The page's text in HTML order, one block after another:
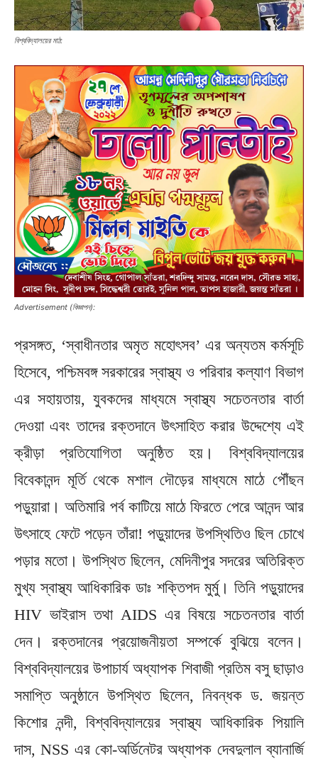
বিশ্ববিদ্যালয়ের মাঠ:
Advertisement (বিজ্ঞাপন):
প্রসঙ্গত, ‘স্বাধীনতার অমৃত মহোৎসব’ এর অন্যতম কর্মসূচি
হিসেবে, পশ্চিমবঙ্গ সরকারের স্বাস্থ্য ও পরিবার কল্যাণ বিভাগ
এর সহায়তায়, যুবকদের মাধ্যমে স্বাস্থ্য সচেতনতার বার্তা
দেওয়া এবং তাদের রক্তদানে উৎসাহিত করার উদ্দেশ্যে এই
ক্রীড়া প্রতিযোগিতা অনুষ্ঠিত হয়। বিশ্ববিদ্যালয়ের
বিবেকানন্দ মূর্তি থেকে মশাল দৌড়ের মাধ্যমে মাঠে পৌঁছন
পড়ুয়ারা। অতিমারি পর্ব কাটিয়ে মাঠে ফিরতে পেরে আনন্দ আর
উৎসাহে ফেটে পড়েন তাঁরা! পড়ুয়াদের উপস্থিতিও ছিল চোখে
পড়ার মতো। উপস্থিত ছিলেন, মেদিনীপুর সদরের অতিরিক্ত
মুখ্য স্বাস্থ্য আধিকারিক ডাঃ শক্তিপদ মুর্মু। তিনি পড়ুয়াদের
HIV ভাইরাস তথা AIDS এর বিষয়ে সচেতনতার বার্তা
দেন। রক্তদানের প্রয়োজনীয়তা সম্পর্কে বুঝিয়ে বলেন।
বিশ্ববিদ্যালয়ের উপাচার্য অধ্যাপক শিবাজী প্রতিম বসু ছাড়াও
সমাপ্তি অনুষ্ঠানে উপস্থিত ছিলেন, নিবন্ধক ড. জয়ন্ত
কিশোর নন্দী, বিশ্ববিদ্যালয়ের স্বাস্থ্য আধিকারিক পিয়ালি
দাস, NSS এর কো-অর্ডিনেটর অধ্যাপক দেবদুলাল ব্যানার্জি